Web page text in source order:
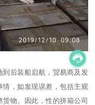
后装船启航，贸易商及发
，如发现误差，包括主观
物。因此，性的拼箱公司